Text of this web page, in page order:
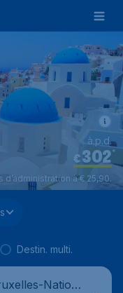
€302*
à.p.d.
à € 25,90.
Destin. multi.
Nation